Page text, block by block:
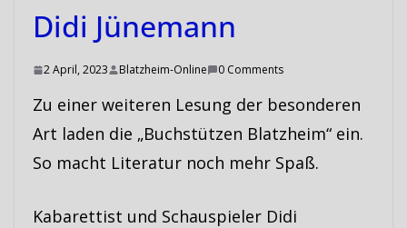
Didi Jünemann
2 April, 2023 Blatzheim-Online 0 Comments
Zu einer weiteren Lesung der besonderen
Art laden die „Buchstützen Blatzheim“ ein.
So macht Literatur noch mehr Spaß.
Kabarettist und Schauspieler Didi